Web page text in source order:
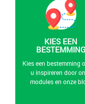
KIES EEN
BESTEMMING
Kies een bestemming
u inspireren door
modules en onze